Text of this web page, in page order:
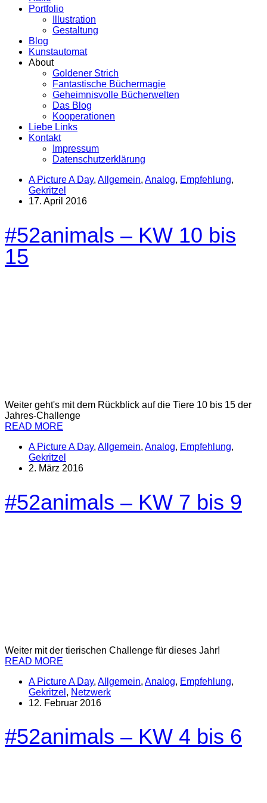
Portfolio
Illustration
Gestaltung
Blog
Kunstautomat
About
Goldener Strich
Fantastische Büchermagie
Geheimnisvolle Bücherwelten
Das Blog
Kooperationen
Liebe Links
Kontakt
Impressum
Datenschutzerklärung
A Picture A Day, Allgemein, Analog, Empfehlung,
Gekritzel
17. April 2016
#52animals – KW 10 bis
15
Weiter geht's mit dem Rückblick auf die Tiere 10 bis 15 der
Jahres-Challenge
READ MORE
A Picture A Day, Allgemein, Analog, Empfehlung,
Gekritzel
2. März 2016
#52animals – KW 7 bis 9
Weiter mit der tierischen Challenge für dieses Jahr!
READ MORE
A Picture A Day, Allgemein, Analog, Empfehlung,
Gekritzel , Netzwerk
12. Februar 2016
#52animals – KW 4 bis 6